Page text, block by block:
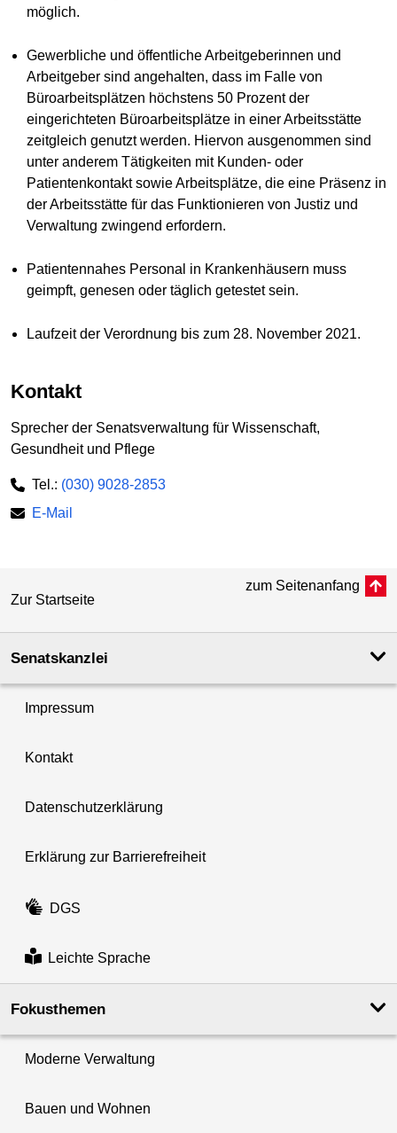
möglich.
Gewerbliche und öffentliche Arbeitgeberinnen und
Arbeitgeber sind angehalten, dass im Falle von
Büroarbeitsplätzen höchstens 50 Prozent der
eingerichteten Büroarbeitsplätze in einer Arbeitsstätte
zeitgleich genutzt werden. Hiervon ausgenommen sind
unter anderem Tätigkeiten mit Kunden- oder
Patientenkontakt sowie Arbeitsplätze, die eine Präsenz in
der Arbeitsstätte für das Funktionieren von Justiz und
Verwaltung zwingend erfordern.
Patientennahes Personal in Krankenhäusern muss
geimpft, genesen oder täglich getestet sein.
Laufzeit der Verordnung bis zum 28. November 2021.
Kontakt
Sprecher der Senatsverwaltung für Wissenschaft,
Gesundheit und Pflege
Tel.: (030) 9028-2853
E-Mail
Zur Startseite
zum Seitenanfang
Senatskanzlei
Impressum
Kontakt
Datenschutzerklärung
Erklärung zur Barrierefreiheit
DGS
Leichte Sprache
Fokusthemen
Moderne Verwaltung
Bauen und Wohnen